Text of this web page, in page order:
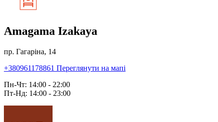
Amagama Izakaya
пр. Гагаріна, 14
+380961178861 Переглянути на мапі
Пн-Чт: 14:00 - 22:00
Пт-Нд: 14:00 - 23:00